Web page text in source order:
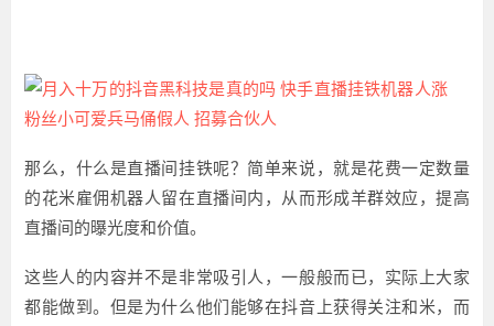
那么，什么是直播间挂铁呢？简单来说，就是花费一定数量
的花米雇佣机器人留在直播间内，从而形成羊群效应，提高
直播间的曝光度和价值。
这些人的内容并不是非常吸引人，一般般而已，实际上大家
都能做到。但是为什么他们能够在抖音上获得关注和米，而